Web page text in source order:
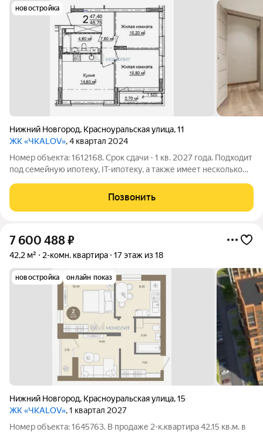
новостройка
Нижний Новгород, Красноуральская улица,11
ЖК «ЧКАLOV», 4 квартал 2024
Номер объекта: 1612168. Срок сдачи - 1 кв. 2027 года. Подходит
под семейную ипотеку, IT-ипотеку, а также имеет несколько
комплексе ЧКALOV. В квартире отделка под ключ, что
позволит новому
Позвонить
7 600 488₽
42,2 м² 2-комн. квартира 17 этаж из 18
новостройка онлайн показ
Нижний Новгород, Красноуральская улица,15
ЖК «ЧКАLOV», 1 квартал 2027
Номер объекта: 1645763. В продаже 2-к.квартира 42.15 кв.м. в